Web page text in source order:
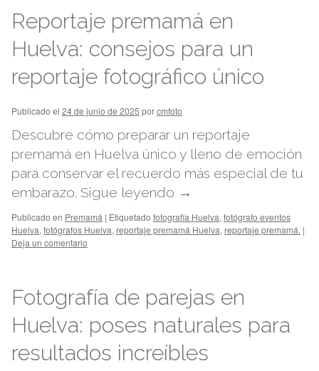
Reportaje premamá en
Huelva: consejos para un
reportaje fotográfico único
Publicado el 24 de junio de 2025 porcmfoto
Descubre cómo preparar un reportaje
premamá en Huelva único y lleno de emoción
para conservar el recuerdo más especial de tu
embarazo. Sigue leyendo →
Publicado en Premamá | Etiquetado fotografía Huelva, fotógrafo eventos
Huelva, fotógrafos Huelva, reportaje premamá Huelva, reportaje premamá. |
Deja un comentario
Fotografía de parejas en
Huelva: poses naturales para
resultados increíbles